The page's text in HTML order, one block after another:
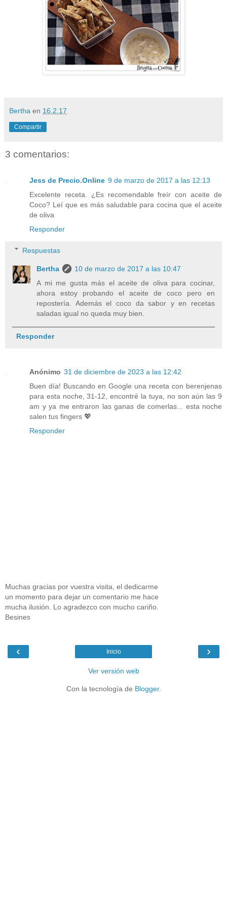
Bertha en 16.2.17
Compartir
3 comentarios:
Jess de Precio.Online 9 de marzo de 2017 a las 12:13
Excelente receta. ¿Es recomendable freír con aceite de
Coco? Leí que es más saludable para cocina que el aceite
de oliva
Responder
Respuestas
Bertha
10 de marzo de 2017 a las 10:47
A mi me gusta más el aceite de oliva para cocinar,
ahora estoy probando el aceite de coco pero en
repostería. Además el coco da sabor y en recetas
saladas igual no queda muy bien.
Responder
Anónimo 31 de diciembre de 2023 a las 12:42
Buen día! Buscando en Google una receta con berenjenas
para esta noche, 31-12, encontré la tuya, no son aún las 9
am y ya me entraron las ganas de comerlas... esta noche
salen tus fingers 💖
Responder
Muchas gracias por vuestra visita, el dedicarme
un momento para dejar un comentario me hace
mucha ilusión. Lo agradezco con mucho cariño.
Besines
‹ ›
Inicio
Ver versión web
Con la tecnología de Blogger.